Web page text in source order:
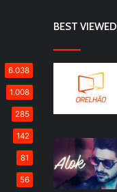
6.038
1.008
285
142
81
56
BEST VIEWED